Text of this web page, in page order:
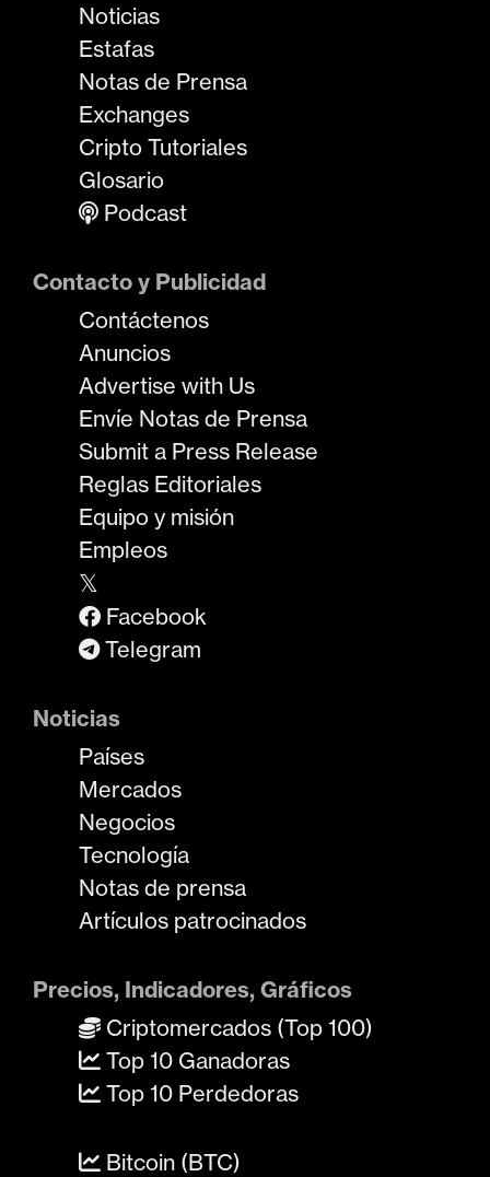
Noticias
Estafas
Notas de Prensa
Exchanges
Cripto Tutoriales
Glosario
Podcast
Contacto y Publicidad
Contáctenos
Anuncios
Advertise with Us
Envíe Notas de Prensa
Submit a Press Release
Reglas Editoriales
Equipo y misión
Empleos
𝕏
Facebook
Telegram
Noticias
Países
Mercados
Negocios
Tecnología
Notas de prensa
Artículos patrocinados
Precios, Indicadores, Gráficos
Criptomercados (Top 100)
Top 10 Ganadoras
Top 10 Perdedoras
Bitcoin (BTC)